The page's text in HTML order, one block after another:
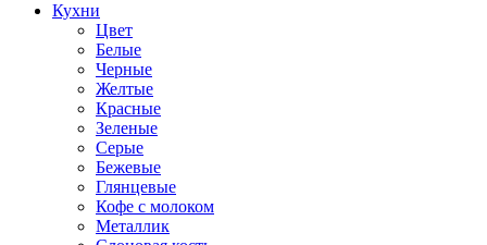
Кухни
Цвет
Белые
Черные
Желтые
Красные
Зеленые
Серые
Бежевые
Глянцевые
Кофе с молоком
Металлик